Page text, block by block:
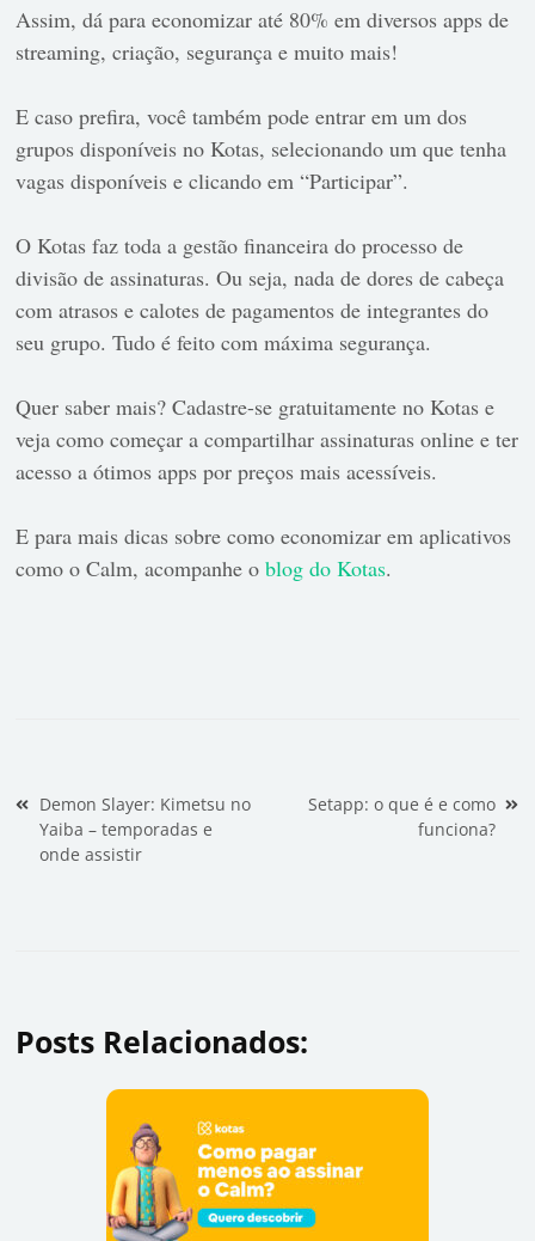
Assim, dá para economizar até 80% em diversos apps de
streaming, criação, segurança e muito mais!
E caso prefira, você também pode entrar em um dos
grupos disponíveis no Kotas, selecionando um que tenha
vagas disponíveis e clicando em “Participar”.
O Kotas faz toda a gestão financeira do processo de
divisão de assinaturas. Ou seja, nada de dores de cabeça
com atrasos e calotes de pagamentos de integrantes do
seu grupo. Tudo é feito com máxima segurança.
Quer saber mais? Cadastre-se gratuitamente no Kotas e
veja como começar a compartilhar assinaturas online e ter
acesso a ótimos apps por preços mais acessíveis.
E para mais dicas sobre como economizar em aplicativos
como o Calm, acompanhe oblog do Kotas.
Navegação de Post
Demon Slayer: Kimetsu no
Yaiba – temporadas e
onde assistir
Setapp: o que é e como
funciona?
Posts Relacionados: